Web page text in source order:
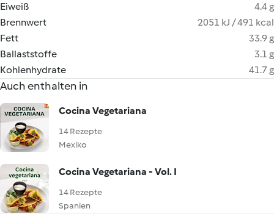
Eiweiß
4.4 g
Brennwert
2051 kJ / 491 kcal
Fett
33.9 g
Ballaststoffe
3.1 g
Kohlenhydrate
41.7 g
Auch enthalten in
Cocina Vegetariana
14 Rezepte
Mexiko
Cocina Vegetariana - Vol. I
14 Rezepte
Spanien